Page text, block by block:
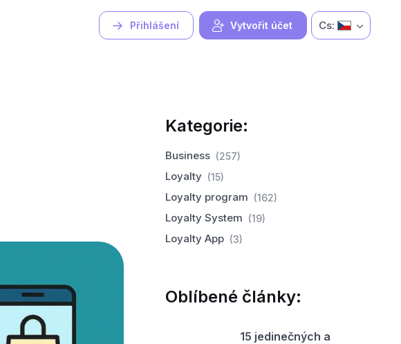
Přihlášení Vytvořit účet Cs:
Kategorie:
Business (257)
Loyalty (15)
Loyalty program (162)
Loyalty System (19)
Loyalty App (3)
Oblíbené články:
15 jedinečných a